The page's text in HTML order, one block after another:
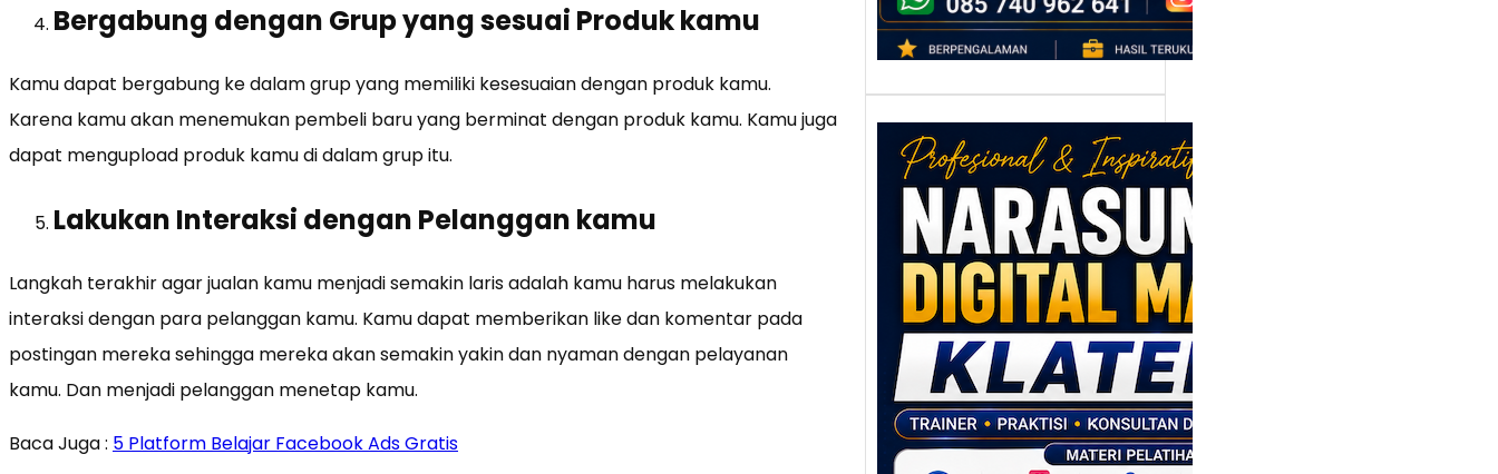
Bergabung dengan Grup yang sesuai Produk kamu
Kamu dapat bergabung ke dalam grup yang memiliki kesesuaian dengan produk kamu.
Karena kamu akan menemukan pembeli baru yang berminat dengan produk kamu. Kamu juga
dapat mengupload produk kamu di dalam grup itu.
Lakukan Interaksi dengan Pelanggan kamu
Langkah terakhir agar jualan kamu menjadi semakin laris adalah kamu harus melakukan
interaksi dengan para pelanggan kamu. Kamu dapat memberikan like dan komentar pada
postingan mereka sehingga mereka akan semakin yakin dan nyaman dengan pelayanan
kamu. Dan menjadi pelanggan menetap kamu.
Baca Juga : 5 Platform Belajar Facebook Ads Gratis
Narasumber
Digital Marketing
Klaten: Membantu
UMKM dan SDM
Lokal Naik Kelas
Melalui Strategi
Digital